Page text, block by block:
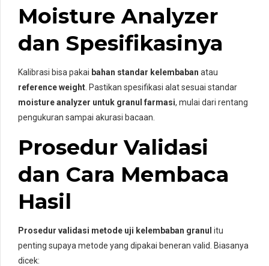
Moisture Analyzer
dan Spesifikasinya
Kalibrasi bisa pakai bahan standar kelembaban atau
reference weight . Pastikan spesifikasi alat sesuai standar
moisture analyzer untuk granul farmasi, mulai dari rentang
pengukuran sampai akurasi bacaan.
Prosedur Validasi
dan Cara Membaca
Hasil
Prosedur validasi metode uji kelembaban granul itu
penting supaya metode yang dipakai beneran valid. Biasanya
dicek: